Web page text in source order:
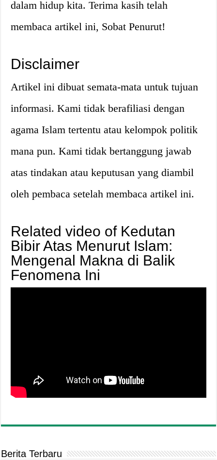
dalam hidup kita. Terima kasih telah
membaca artikel ini, Sobat Penurut!
Disclaimer
Artikel ini dibuat semata-mata untuk tujuan
informasi. Kami tidak berafiliasi dengan
agama Islam tertentu atau kelompok politik
mana pun. Kami tidak bertanggung jawab
atas tindakan atau keputusan yang diambil
oleh pembaca setelah membaca artikel ini.
Related video of Kedutan
Bibir Atas Menurut Islam:
Mengenal Makna di Balik
Fenomena Ini
Berita Terbaru